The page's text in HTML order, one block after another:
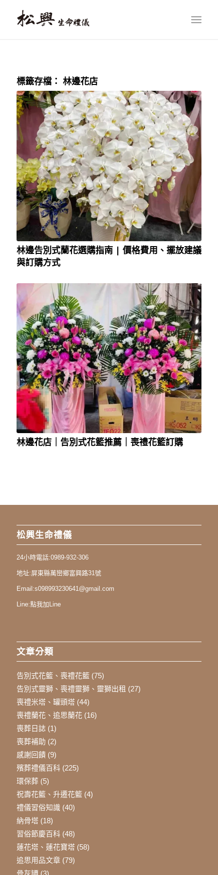
標籤存檔： 林邊花店
林邊告別式蘭花選購指南 | 價格費用、擺放建議
與訂購方式
林邊花店｜告別式花籃推薦｜喪禮花籃訂購
松興生命禮儀
24小時電話:0989-932-306
地址:屏東縣萬巒鄉富興路31號
Email:s098993230641@gmail.com
Line:點我加Line
文章分類
告別式花籃、喪禮花籃(75)
告別式靈獅、喪禮靈獅、靈獅出租 (27)
喪禮米塔、罐頭塔(44)
喪禮蘭花、追思蘭花(16)
喪葬日誌(1)
喪葬補助 (2)
感謝回饋(9)
殯葬禮儀百科(225)
環保葬(5)
祝壽花籃、升遷花籃(4)
禮儀習俗知識(40)
納骨塔(18)
習俗節慶百科(48)
蓮花塔、蓮花寶塔(58)
追思用品文章(79)